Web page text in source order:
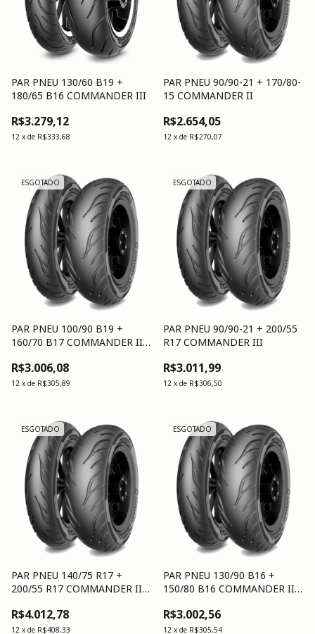
PAR PNEU 130/60 B19 +
180/65 B16 COMMANDER III
R$3.279,12
12 x de R$333,68
PAR PNEU 90/90-21 + 170/80-
15 COMMANDER II
R$2.654,05
12 x de R$270,07
ESGOTADO
PAR PNEU 100/90 B19 +
160/70 B17 COMMANDER III
R$3.006,08
12 x de R$305,89
ESGOTADO
PAR PNEU 90/90-21 + 200/55
R17 COMMANDER III
R$3.011,99
12 x de R$306,50
ESGOTADO
PAR PNEU 140/75 R17 +
200/55 R17 COMMANDER III
R$4.012,78
12 x de R$408,33
ESGOTADO
PAR PNEU 130/90 B16 +
150/80 B16 COMMANDER III
R$3.002,56
12 x de R$305,54